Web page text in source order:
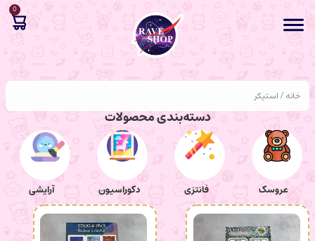
0
خانه/ استیکر
دسته‌بندی محصولات
عروسک فانتزی دکوراسیون آرایشی